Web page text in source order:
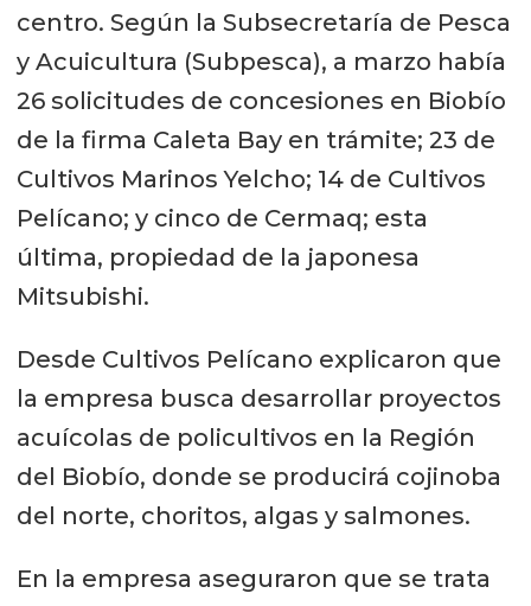
centro. Según la Subsecretaría de Pesca
y Acuicultura (Subpesca), a marzo había
26 solicitudes de concesiones en Biobío
de la firma Caleta Bay en trámite; 23 de
Cultivos Marinos Yelcho; 14 de Cultivos
Pelícano; y cinco de Cermaq; esta
última, propiedad de la japonesa
Mitsubishi.
Desde Cultivos Pelícano explicaron que
la empresa busca desarrollar proyectos
acuícolas de policultivos en la Región
del Biobío, donde se producirá cojinoba
del norte, choritos, algas y salmones.
En la empresa aseguraron que se trata